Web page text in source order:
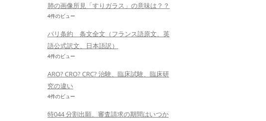
肺の画像所見「すりガラス」の意味は？？
4件のビュー
パリ条約 条文全文（フランス語原文、英
語公式訳文、日本語訳）
4件のビュー
ARO? CRO? CRC? 治験、臨床試験、臨床研
究の違い
4件のビュー
特044 分割出願、審査請求の期間はいつか